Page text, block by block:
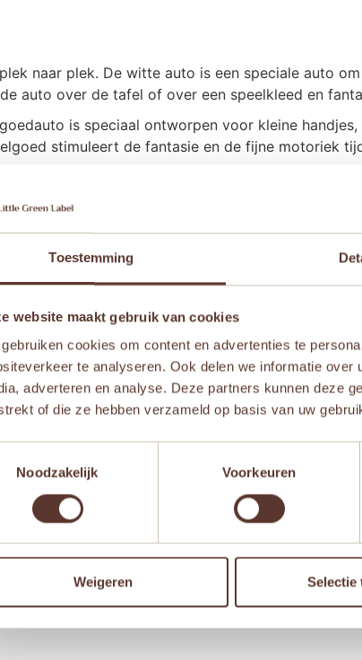
Toestemming
website maakt gebruik van cookies
cookies om content en advertenties te
te analyseren. Ook delen we informatie
adverteren en analyse. Deze partners kunnen deze
of die ze hebben verzameld op basis van uw
Noodzakelijk
Voorkeuren
Weigeren Selectie
naar plek. De witte auto is een speciale auto
auto over de tafel of over een speelkleed en
is speciaal ontworpen voor kleine
stimuleert de fantasie en de fijne motoriek
× 4,5 × 5,5 cm
Aanbieding!